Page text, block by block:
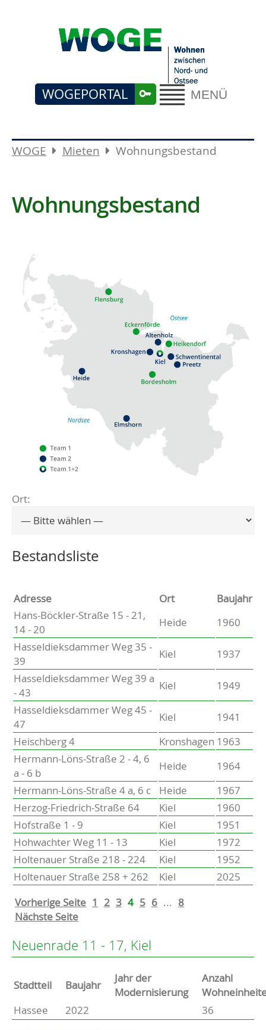
MENÜ
WOGEPORTAL
WOGE Mieten Wohnungsbestand
Wohnungsbestand
Eckernförde
Heikendorf
Kronshagen
Schwentinental
Preetz
Heide
Bordesholm
Elmshorn
Ort:
Wählen Sie einen Ort, um zur entsprechenden Seite
Bestandsliste
Adresse Ort
Baujahr
Hans-Böckler-Straße 15 - 21,
14 - 20
Heide
1960
Hasseldieksdammer Weg 35 -
39
Kiel
1937
Hasseldieksdammer Weg 39 a
- 43
Kiel
1949
Hasseldieksdammer Weg 45 -
47
Kiel
1941
Heischberg 4
Kronshagen 1963
Hermann-Löns-Straße 2 - 4, 6
a - 6 b
Heide
1964
Hermann-Löns-Straße 4 a, 6 c
Heide
1967
Herzog-Friedrich-Straße 64
Kiel
1960
Hofstraße 1 - 9
Kiel
1951
Hohwachter Weg 11 - 13
Kiel
1972
Holtenauer Straße 218 - 224
Kiel
1952
Holtenauer Straße 258 + 262
Kiel
2025
Vorherige Seite 1 2 3 4 5 6 ... 8
Nächste Seite
Neuenrade 11 - 17, Kiel
Stammdaten
Basisdaten zur Immobilie
Stadtteil Baujahr
Jahr der
Modernisierung
Anzahl
Hassee
2022 36